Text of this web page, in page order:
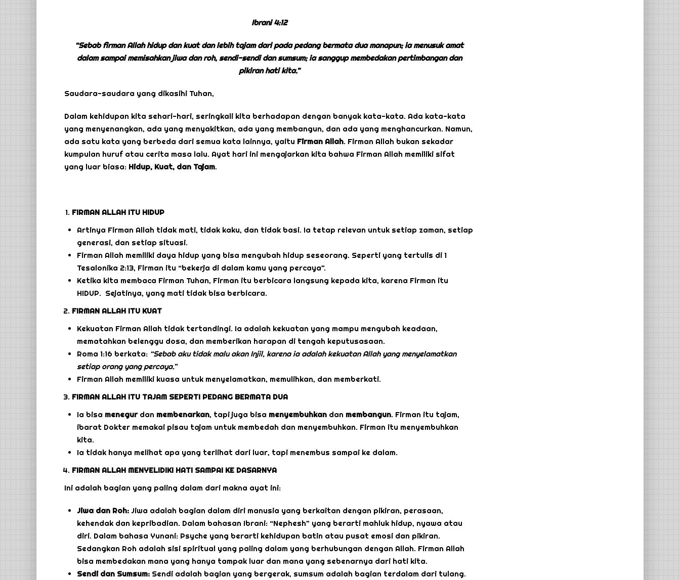
Ibrani 4:12
“Sebab firman Allah hidup dan kuat dan lebih tajam dari pada pedang bermata dua manapun; ia menusuk amat
dalam sampai memisahkan jiwa dan roh, sendi-sendi dan sumsum; ia sanggup membedakan pertimbangan dan
pikiran hati kita.”
Saudara-saudara yang dikasihi Tuhan,
Dalam kehidupan kita sehari-hari, seringkali kita berhadapan dengan banyak kata-kata. Ada kata-kata
yang menyenangkan, ada yang menyakitkan, ada yang membangun, dan ada yang menghancurkan. Namun,
ada satu kata yang berbeda dari semua kata lainnya, yaitu Firman Allah. Firman Allah bukan sekadar
kumpulan huruf atau cerita masa lalu. Ayat hari ini mengajarkan kita bahwa Firman Allah memiliki sifat
yang luar biasa: Hidup, Kuat, dan Tajam.
FIRMAN ALLAH ITU HIDUP
Artinya Firman Allah tidak mati, tidak kaku, dan tidak basi. Ia tetap relevan untuk setiap zaman, setiap
generasi, dan setiap situasi.
Firman Allah memiliki daya hidup yang bisa mengubah hidup seseorang. Seperti yang tertulis di 1
Tesalonika 2:13, Firman itu “bekerja di dalam kamu yang percaya”.
Ketika kita membaca Firman Tuhan, Firman itu berbicara langsung kepada kita, karena Firman itu
HIDUP. Sejatinya, yang mati tidak bisa berbicara.
FIRMAN ALLAH ITU KUAT
Kekuatan Firman Allah tidak tertandingi. Ia adalah kekuatan yang mampu mengubah keadaan,
mematahkan belenggu dosa, dan memberikan harapan di tengah keputusasaan.
Roma 1:16 berkata: “Sebab aku tidak malu akan Injil, karena ia adalah kekuatan Allah yang menyelamatkan
setiap orang yang percaya.”
Firman Allah memiliki kuasa untuk menyelamatkan, memulihkan, dan memberkati.
FIRMAN ALLAH ITU TAJAM SEPERTI PEDANG BERMATA DUA
Ia bisa menegurdan membenarkan, tapi juga bisa menyembuhkan dan membangun. Firman itu tajam,
ibarat Dokter memakai pisau tajam untuk membedah dan menyembuhkan. Firman itu menyembuhkan
kita.
Ia tidak hanya melihat apa yang terlihat dari luar, tapi menembus sampai ke dalam.
FIRMAN ALLAH MENYELIDIKI HATI SAMPAI KE DASARNYA
Ini adalah bagian yang paling dalam dari makna ayat ini:
Jiwa dan Roh: Jiwa adalah bagian dalam diri manusia yang berkaitan dengan pikiran, perasaan,
kehendak dan kepribadian. Dalam bahasan Ibrani: “Nephesh” yang berarti mahluk hidup, nyawa atau
diri. Dalam bahasa Yunani: Psyche yang berarti kehidupan batin atau pusat emosi dan pikiran.
Sedangkan Roh adalah sisi spiritual yang paling dalam yang berhubungan dengan Allah. Firman Allah
bisa membedakan mana yang hanya tampak luar dan mana yang sebenarnya dari hati kita.
Sendi dan Sumsum: Sendi adalah bagian yang bergerak, sumsum adalah bagian terdalam dari tulang.